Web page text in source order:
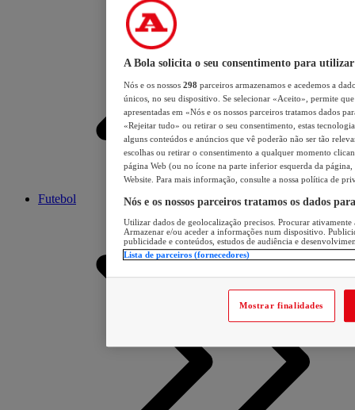
Futebol
A Bola solicita o seu consentimento para utilizar
Nós e os nossos 298 parceiros armazenamos e acedemos a
únicos, no seu dispositivo. Se selecionar «Aceito», permite
apresentadas em «Nós e os nossos parceiros tratamos dados
«Rejeitar tudo» ou retirar o seu consentimento, estas
alguns conteúdos e anúncios que vê poderão não ser tão
escolhas ou retirar o consentimento a qualquer momento
página Web (ou no ícone na parte inferior esquerda da página,
Website. Para mais informação, consulte a nossa política de
Nós e os nossos parceiros tratamos os dados
Utilizar dados de geolocalização precisos. Procurar
Armazenar e/ou aceder a informações num dispositivo.
publicidade e conteúdos, estudos de audiência e
Lista de parceiros (fornecedores)
Mostrar finalidades